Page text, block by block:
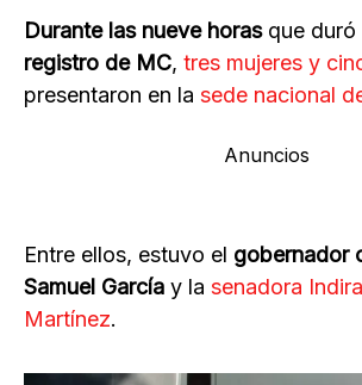
Durante las nueve horasque duró
registro de MC, tres mujeres y
presentaron en la sede nacional
Anuncios
Entre ellos, estuvo el gobernador
Samuel García y la senadora
Martínez.